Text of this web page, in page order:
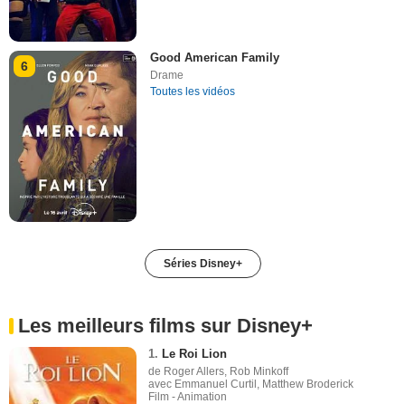
6
Good American Family
Drame
Toutes les vidéos
Séries Disney+
Les meilleurs films sur Disney+
1. Le Roi Lion
de Roger Allers, Rob Minkoff
avec Emmanuel Curtil, Matthew Broderick
Film - Animation